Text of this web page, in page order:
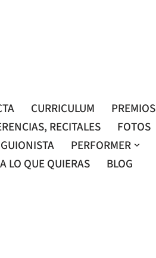
CURRICULUM PREMIOS
RECITALES
FOTOS
GUIONISTA PERFORMER
LO QUE QUIERAS BLOG